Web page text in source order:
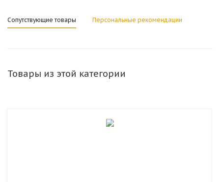
Сопутствующие товары Персональные рекомендации
Товары из этой категории